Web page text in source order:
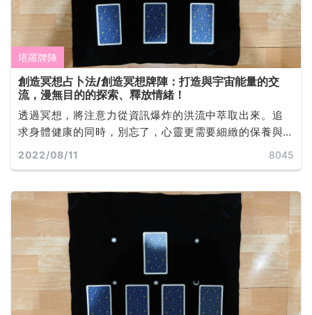
塔羅牌陣
創造冥想占卜法/創造冥想牌陣：打造與宇宙能量的交
流，漫無目的的探索、釋放情緒！
透過冥想，將注意力從資訊爆炸的洪流中萃取出來。追
求身體健康的同時，別忘了，心靈更需要細緻的保養與
呵護。只要當下有不舒服的情緒，藉由冥想，讓負面情
2022/08/11 8045